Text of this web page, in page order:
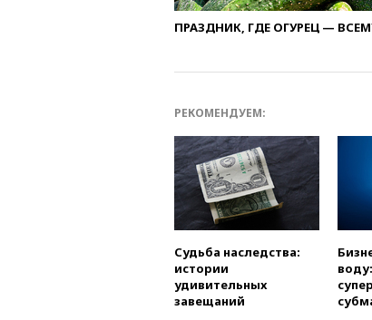
ПРАЗДНИК, ГДЕ ОГУРЕЦ —
РЕКОМЕНДУЕМ:
Судьба наследства:
истории
удивительных
завещаний